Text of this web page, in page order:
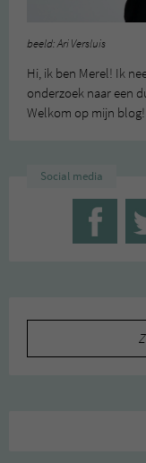
beeld: Ari Versluis
Hi, ik ben Merel! Ik
onderzoek naar een
Welkom op mijn blog!
Social media